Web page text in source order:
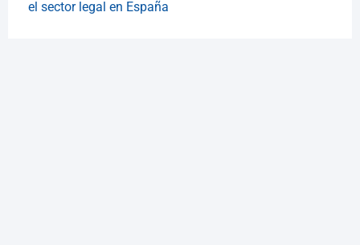
el sector legal en España